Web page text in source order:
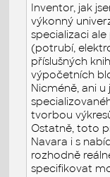
Inventor, jak
výkonný
specializaci
(potrubí,
příslušných
výpočetních
Nicméně, ani
tvorbou
Ostatně, toto
Navara i s
rozhodně
specifikovat